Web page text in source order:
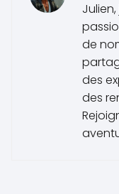
de
des
des